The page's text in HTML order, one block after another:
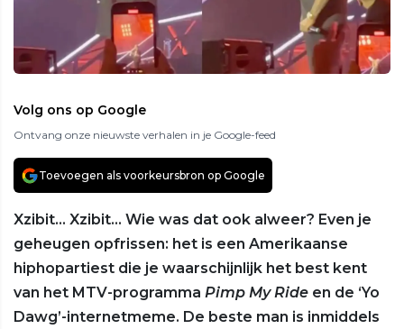
Volg ons op Google
Ontvang onze nieuwste verhalen in je Google-feed
Toevoegen als voorkeursbron op Google
Xzibit… Xzibit… Wie was dat ook alweer? Even je
geheugen opfrissen: het is een Amerikaanse
hiphopartiest die je waarschijnlijk het best kent
van het MTV-programma Pimp My Ride en de ‘Yo
Dawg’-internetmeme. De beste man is inmiddels